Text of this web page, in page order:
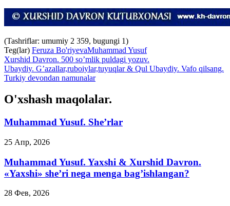
(Tashriflar: umumiy 2 359, bugungi 1)
Teg(lar) Feruza Bo'riyevaMuhammad Yusuf
Xurshid Davron. 500 so’mlik puldagi yozuv.
Ubaydiy. G’azallar,ruboiylar,tuyuqlar & Qul Ubaydiy. Vafo qilsang.
Turkiy devondan namunalar
O'xshash maqolalar.
Muhammad Yusuf. She’rlar
25 Апр, 2026
Muhammad Yusuf. Yaxshi & Xurshid Davron.
«Yaxshi» she’ri nega menga bag’ishlangan?
28 Фев, 2026